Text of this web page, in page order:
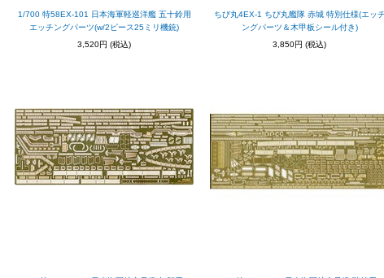
1/700 特58EX-101 日本海軍軽巡洋艦 五十鈴用
エッチングパーツ(w/2ピース25ミリ機銃)
3,520円 (税込)
ちび丸4EX-1 ちび丸艦隊 赤城 特別仕様(エッ
ングパーツ＆木甲板シール付き)
3,850円 (税込)